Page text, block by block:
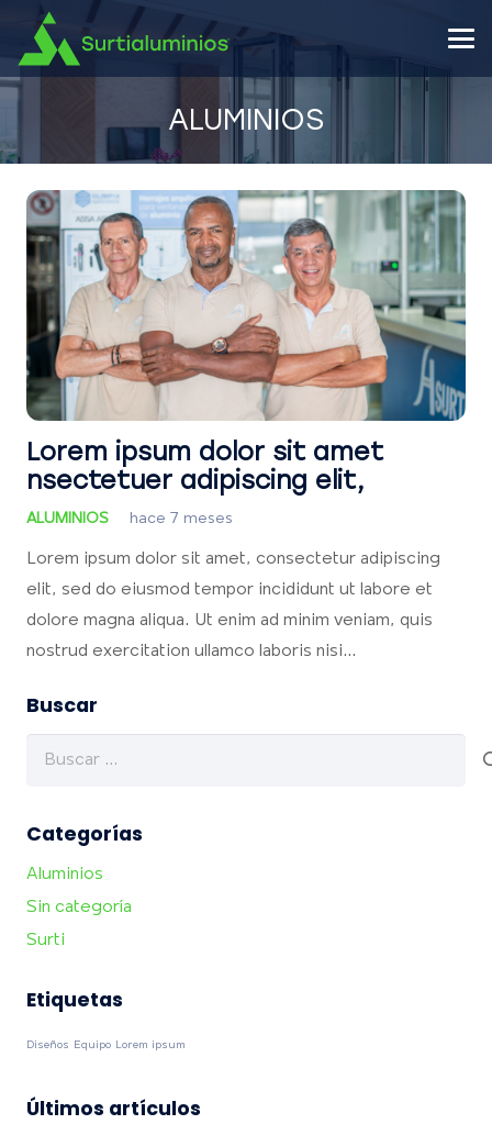
ALUMINIOS
Lorem ipsum dolor sit amet
nsectetuer adipiscing elit,
ALUMINIOS hace 7 meses
Lorem ipsum dolor sit amet, consectetur adipiscing
elit, sed do eiusmod tempor incididunt ut labore et
dolore magna aliqua. Ut enim ad minim veniam, quis
nostrud exercitation ullamco laboris nisi…
Buscar
Categorías
Aluminios
Sin categoría
Surti
Etiquetas
Diseños Equipo Lorem ipsum
Últimos artículos